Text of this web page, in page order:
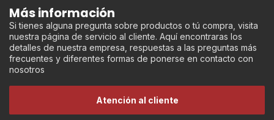
Más información
Si tienes alguna pregunta sobre productos o tú compra, visita
nuestra página de servicio al cliente. Aquí encontraras los
detalles de nuestra empresa, respuestas a las preguntas más
frecuentes y diferentes formas de ponerse en contacto con
nosotros
Atención al cliente